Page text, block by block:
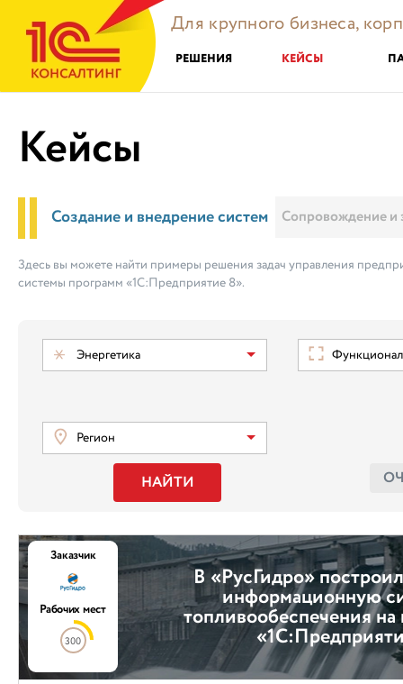
Для крупного бизнеса,
РЕШЕНИЯ КЕЙСЫ
Кейсы
Создание и внедрение систем Сопровождение и
Здесь вы можете найти примеры решения задач управления
системы программ «1С:Предприятие 8».
Энергетика
Регион
НАЙТИ
В «РусГидро»
информационную
топливообеспечения
Заказчик
Рабочих мест
300